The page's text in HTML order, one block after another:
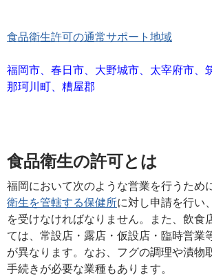
食品衛生許可の通常サポート地域
福岡市、春日市、大野城市、太宰府市、
那珂川町、糟屋郡
食品衛生の許可とは
福岡において次のような営業を行うため
衛生を管轄する保健所に対し申請を行い
を受けなければなりません。また、飲食
ては、常設店・露店・仮設店・臨時営業
が異なります。なお、フグの調理や漬物
手続きが必要な業種もあります。